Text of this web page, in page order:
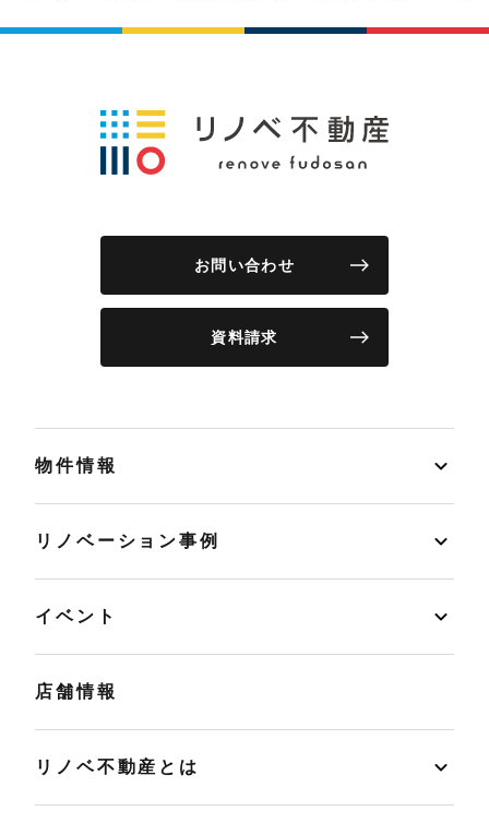
お問い合わせ
資料請求
物件情報
リノベーション事例
イベント
店舗情報
リノベ不動産とは